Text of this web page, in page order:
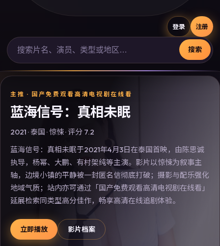
登录 注册
搜索
主推 · 国产免费观看高清电视剧在线看
蓝海信号：真相未眠
2021 ·泰国 · 惊悚· 评分 7.2
蓝海信号：真相未眠于2021年4月3日在泰国首映，由陈思诚
执导，杨幂、大鹏、有村架纯等主演。影片以惊悚为叙事主
轴，边境小镇的平静被一封匿名信彻底打破；摄影与配乐强化
地域气质；站内亦可通过「国产免费观看高清电视剧在线看」
延展检索同类型高分佳作，畅享高清在线追剧体验。
立即播放 影片档案